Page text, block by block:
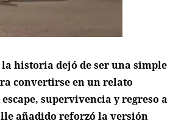
la historia dejó de ser una simple
convertirse en un relato
supervivencia y regreso a
añadido reforzó la versión